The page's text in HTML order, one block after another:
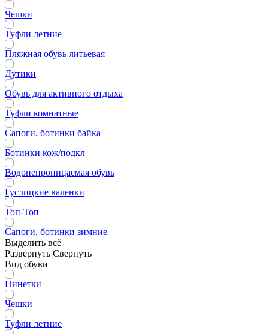
Чешки
Туфли летние
Пляжная обувь литьевая
Дутики
Обувь для активного отдыха
Туфли комнатные
Сапоги, ботинки байка
Ботинки кож/подкл
Водонепроницаемая обувь
Гуслицкие валенки
Топ-Топ
Сапоги, ботинки зимние
Выделить всё
Развернуть Свернуть
Вид обуви
Пинетки
Чешки
Туфли летние